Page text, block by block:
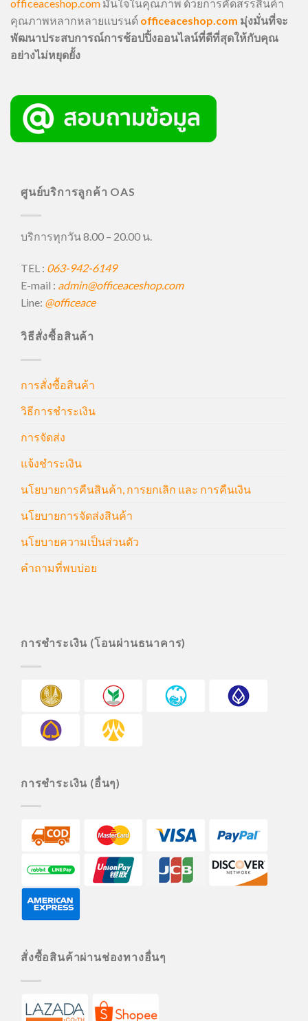
officeaceshop.com มั่นใจในคุณภาพ ด้วยการคัดสรรสินค้า
คุณภาพหลากหลายแบรนด์ officeaceshop.com มุ่งมั่นที่จะ
พัฒนาประสบการณ์การช้อปปิ้งออนไลน์ที่ดีที่สุดให้กับคุณ
อย่างไม่หยุดยั้ง
ศูนย์บริการลูกค้า OAS
บริการทุกวัน 8.00 – 20.00 น.
TEL : 063-942-6149
E-mail : admin@officeaceshop.com
Line: @officeace
วิธีสั่งซื้อสินค้า
การสั่งซื้อสินค้า
วิธีการชำระเงิน
การจัดส่ง
แจ้งชำระเงิน
นโยบายการคืนสินค้า, การยกเลิก และ การคืนเงิน
นโยบายการจัดส่งสินค้า
นโยบายความเป็นส่วนตัว
คำถามที่พบบ่อย
การชำระเงิน (โอนผ่านธนาคาร)
การชำระเงิน (อื่นๆ)
สั่งซื้อสินค้าผ่านช่องทางอื่นๆ